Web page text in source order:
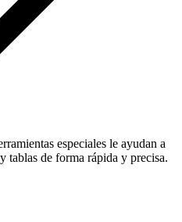
especiales le ayudan a
tablas de forma rápida y precisa.